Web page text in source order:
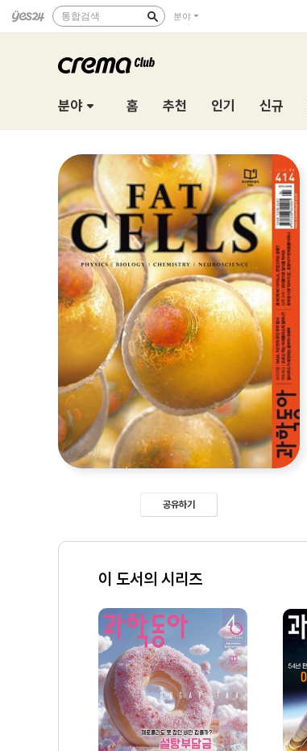
통합검색 분야
분야 홈 추천 인기 신규
공유하기
이 도서의 시리즈